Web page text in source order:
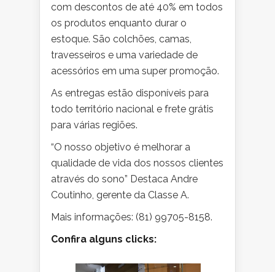
com descontos de até 40% em todos
os produtos enquanto durar o
estoque. São colchões, camas,
travesseiros e uma variedade de
acessórios em uma super promoção.
As entregas estão disponíveis para
todo território nacional e frete grátis
para várias regiões.
“O nosso objetivo é melhorar a
qualidade de vida dos nossos clientes
através do sono” Destaca Andre
Coutinho, gerente da Classe A.
Mais informações: (81) 99705-8158.
Confira alguns clicks: